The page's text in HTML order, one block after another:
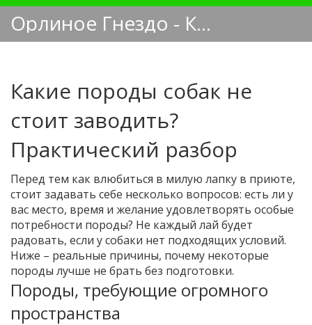
Орлиное Гнездо - Кинологический блог
Какие породы собак не
стоит заводить?
Практический разбор
Перед тем как влюбиться в милую лапку в приюте,
стоит задавать себе несколько вопросов: есть ли у
вас место, время и желание удовлетворять особые
потребности породы? Не каждый лай будет
радовать, если у собаки нет подходящих условий.
Ниже – реальные причины, почему некоторые
породы лучше не брать без подготовки.
Породы, требующие огромного
пространства